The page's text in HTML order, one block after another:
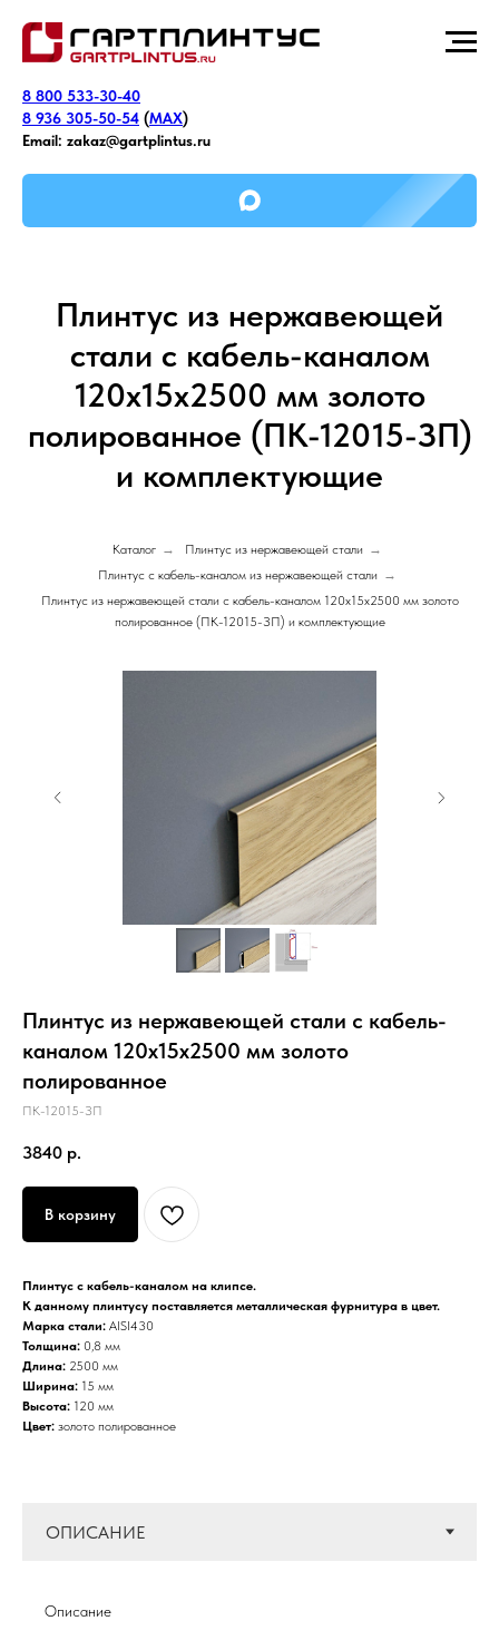
8 800 533-30-40
8 936 305-50-54 (MAX)
Email: zakaz@gartplintus.ru
Плинтус из нержавеющей
стали с кабель-каналом
120х15х2500 мм золото
полированное (ПК-12015-ЗП)
и комплектующие
Каталог → Плинтус из нержавеющей стали →
Плинтус с кабель-каналом из нержавеющей стали →
Плинтус из нержавеющей стали с кабель-каналом 120х15х2500 мм золото
полированное (ПК-12015-ЗП) и комплектующие
Плинтус из нержавеющей стали с кабель-
каналом 120х15х2500 мм золото
полированное
ПК-12015-ЗП
3840 р.
В корзину
Плинтус с кабель-каналом на клипсе.
К данному плинтусу поставляется металлическая фурнитура в цвет.
Марка стали: AISI430
Толщина: 0,8 мм
Длина: 2500 мм
Ширина: 15 мм
Высота: 120 мм
Цвет: золото полированное
Описание